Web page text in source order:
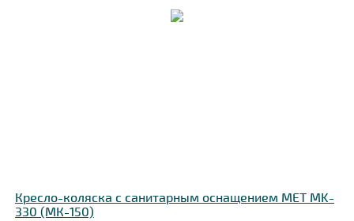
Кресло-коляска с санитарным оснащением MET MK-
330 (МК-150)